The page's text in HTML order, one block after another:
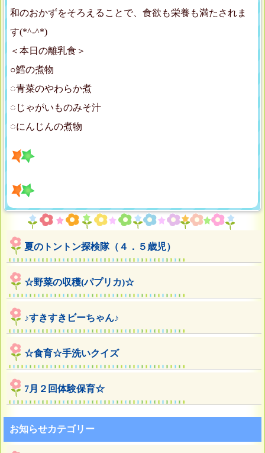
和のおかずをそろえることで、食欲も栄養も満たされま
す(*^-^*)
＜本日の離乳食＞
○鱈の煮物
◌青菜のやわらか煮
◌じゃがいものみそ汁
◌にんじんの煮物
夏のトントン探検隊（４．５歳児）
☆野菜の収穫(パプリカ)☆
♪すきすきビーちゃん♪
☆食育☆手洗いクイズ
7月２回体験保育☆
お知らせカテゴリー